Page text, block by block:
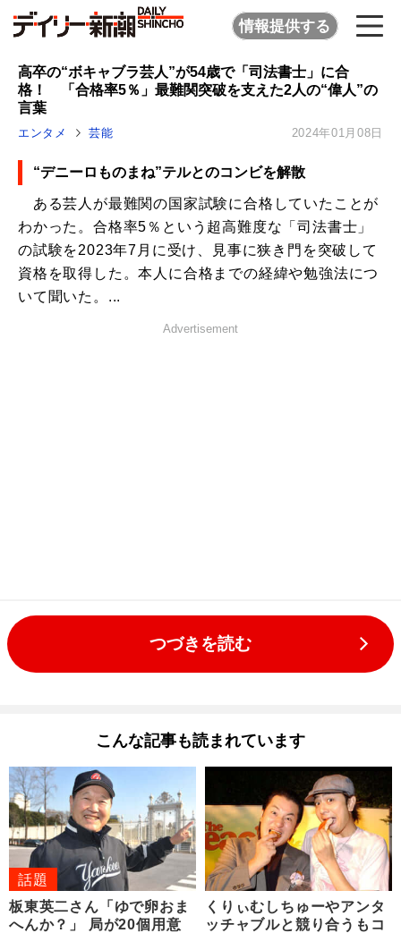
情報提供する
高卒の“ボキャブラ芸人”が54歳で「司法書士」に合
格！ 「合格率5％」最難関突破を支えた2人の“偉人”の
言葉
エンタメ 芸能 2024年01月08日
“デニーロものまね”テルとのコンビを解散
ある芸人が最難関の国家試験に合格していたことが
わかった。合格率5％という超高難度な「司法書士」
の試験を2023年7月に受け、見事に狭き門を突破して
資格を取得した。本人に合格までの経緯や勉強法につ
いて聞いた。...
Advertisement
つづきを読む
こんな記事も読まれています
話題
板東英二さん「ゆで卵おま
へんか？」 局が20個用意
くりぃむしちゅーやアンタ
ッチャブルと競り合うもコ